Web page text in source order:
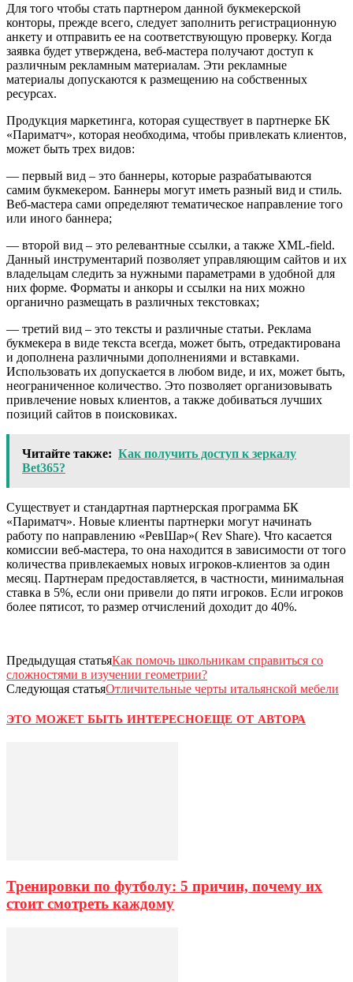
Для того чтобы стать партнером данной букмекерской
конторы, прежде всего, следует заполнить регистрационную
анкету и отправить ее на соответствующую проверку. Когда
заявка будет утверждена, веб-мастера получают доступ к
различным рекламным материалам. Эти рекламные
материалы допускаются к размещению на собственных
ресурсах.
Продукция маркетинга, которая существует в партнерке БК
«Париматч», которая необходима, чтобы привлекать клиентов,
может быть трех видов:
— первый вид – это баннеры, которые разрабатываются
самим букмекером. Баннеры могут иметь разный вид и стиль.
Веб-мастера сами определяют тематическое направление того
или иного баннера;
— второй вид – это релевантные ссылки, а также XML-field.
Данный инструментарий позволяет управляющим сайтов и их
владельцам следить за нужными параметрами в удобной для
них форме. Форматы и анкоры и ссылки на них можно
органично размещать в различных текстовках;
— третий вид – это тексты и различные статьи. Реклама
букмекера в виде текста всегда, может быть, отредактирована
и дополнена различными дополнениями и вставками.
Использовать их допускается в любом виде, и их, может быть,
неограниченное количество. Это позволяет организовывать
привлечение новых клиентов, а также добиваться лучших
позиций сайтов в поисковиках.
Читайте также: Как получить доступ к зеркалу
Bet365?
Существует и стандартная партнерская программа БК
«Париматч». Новые клиенты партнерки могут начинать
работу по направлению «РевШар»( Rev Share). Что касается
комиссии веб-мастера, то она находится в зависимости от того
количества привлекаемых новых игроков-клиентов за один
месяц. Партнерам предоставляется, в частности, минимальная
ставка в 5%, если они привели до пяти игроков. Если игроков
более пятисот, то размер отчислений доходит до 40%.
Предыдущая статьяКак помочь школьникам справиться со
сложностями в изучении геометрии?
Следующая статьяОтличительные черты итальянской мебели
ЭТО МОЖЕТ БЫТЬ ИНТЕРЕСНОЕЩЕ ОТ АВТОРА
Тренировки по футболу: 5 причин, почему их
стоит смотреть каждому